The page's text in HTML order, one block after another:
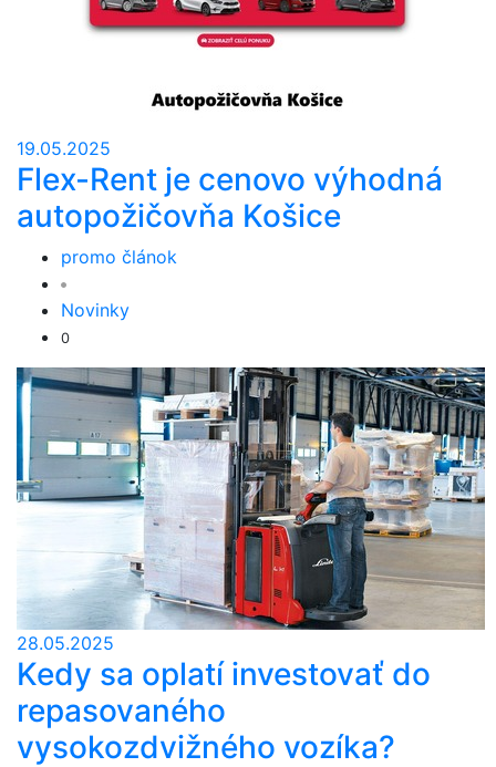
19.05.2025
Flex-Rent je cenovo výhodná
autopožičovňa Košice
promo článok
Novinky
0
28.05.2025
Kedy sa oplatí investovať do
repasovaného
vysokozdvižného vozíka?